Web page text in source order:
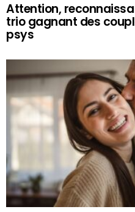
Attention,
trio gagnant des
psys